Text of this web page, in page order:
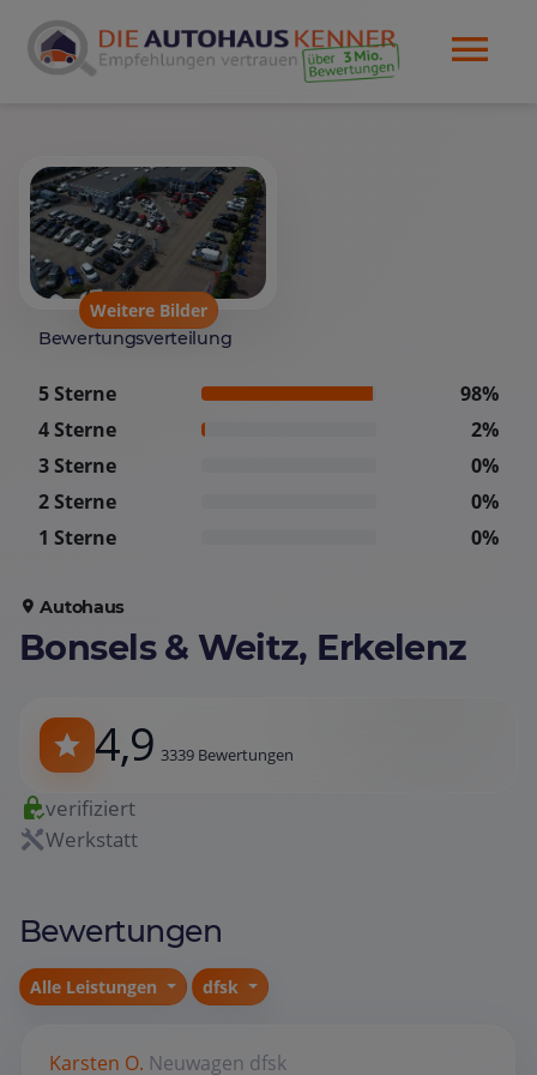
Weitere Bilder
Bewertungsverteilung
5 Sterne
98%
4 Sterne
2%
3 Sterne
0%
2 Sterne
0%
1 Sterne
0%
Autohaus
Bonsels & Weitz, Erkelenz
4,9 3339 Bewertungen
verifiziert
Werkstatt
Bewertungen
Alle Leistungen dfsk
Karsten O. Neuwagen dfsk